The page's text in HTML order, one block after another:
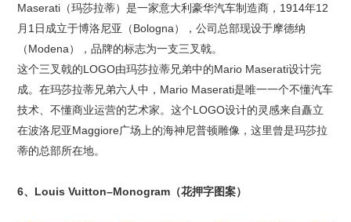
Maserati（玛莎拉蒂）是一家意大利豪华汽车制造商，1914年12
月1日成立于博洛尼亚（Bologna），公司总部现设于摩德纳
（Modena），品牌的标志为一支三叉戟。
这个三叉戟的LOGO由玛莎拉蒂兄弟中的Mario Maserati设计完
成。在玛莎拉蒂兄弟六人中，Mario Maserati是唯一一个不懂汽车
技术、不懂商业运营的艺术家。这个LOGO设计的灵感来自矗立
在波洛尼亚Maggiore广场上的海神尼普顿雕像，这里曾是玛莎拉
蒂的总部所在地。
6、Louis Vuitton–Monogram（花押字图案）